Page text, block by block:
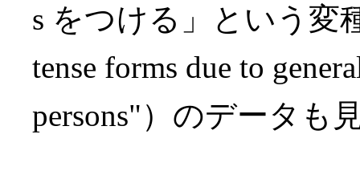
s をつける」という変
tense forms due to
persons"）のデータも